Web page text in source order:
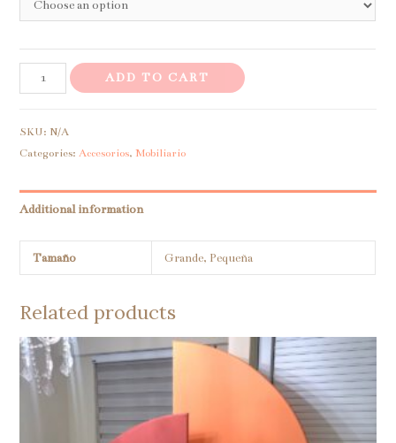
Canasta
para
ADD TO CART
SKU: N/A
Categories:Accesorios,Mobiliario
Additional information
Tamaño Grande, Pequeña
Related products